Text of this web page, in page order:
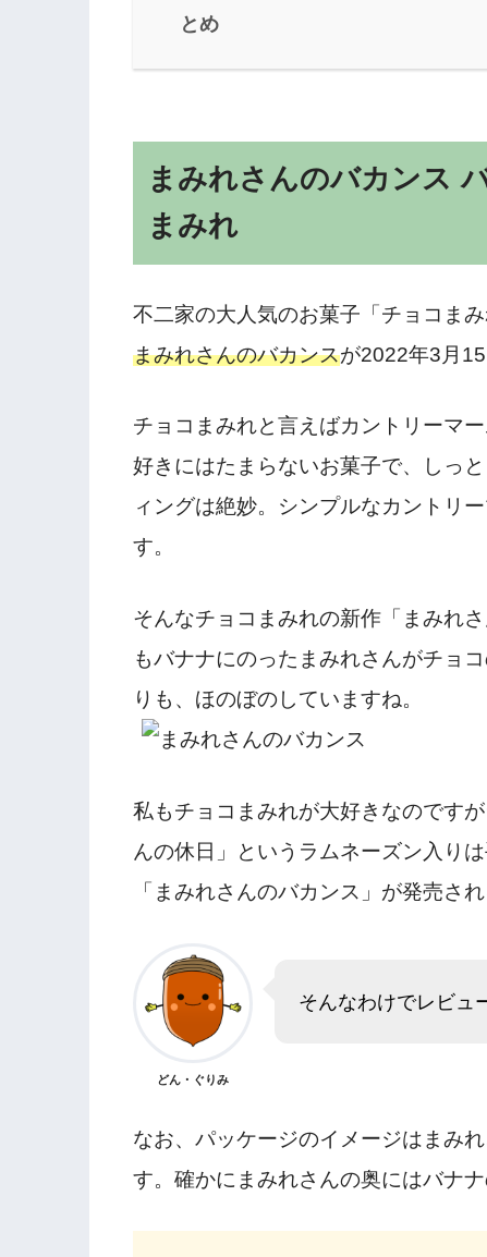
とめ
まみれさんのバカンス
まみれ
不二家の大人気のお菓子「チョコま
まみれさんのバカンスが2022年3月15
チョコまみれと言えばカントリーマ
好きにはたまらないお菓子で、しっ
ィングは絶妙。シンプルなカントリ
す。
そんなチョコまみれの新作「まみれ
もバナナにのったまみれさんがチョ
りも、ほのぼのしていますね。
私もチョコまみれが大好きなのです
んの休日」というラムネーズン入り
「まみれさんのバカンス」が発売さ
どん・ぐりみ
そんなわけでレビュ
なお、パッケージのイメージはまみ
す。確かにまみれさんの奥にはバナ